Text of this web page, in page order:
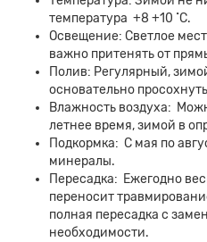
температура +8 +10 ˚С.
Освещение: Светлое
важно притенять от
Полив: Регулярный,
основательно
Влажность воздуха:
летнее время, зимой в
Подкормка: С мая по
минералы.
Пересадка: Ежегодно
переносит
полная пересадка с
необходимости.